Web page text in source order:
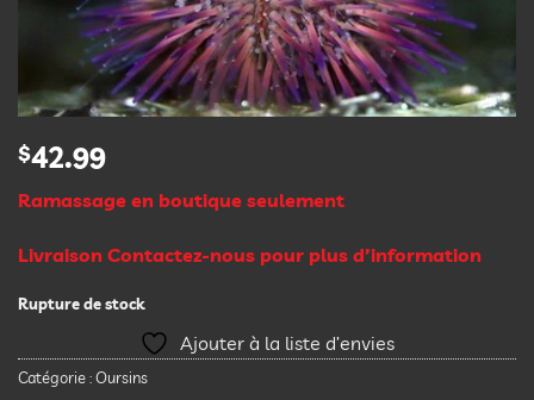
$42.99
Ramassage en boutique seulement
Livraison Contactez-nous pour plus d’information
Rupture de stock
Ajouter à la liste d’envies
Catégorie :Oursins